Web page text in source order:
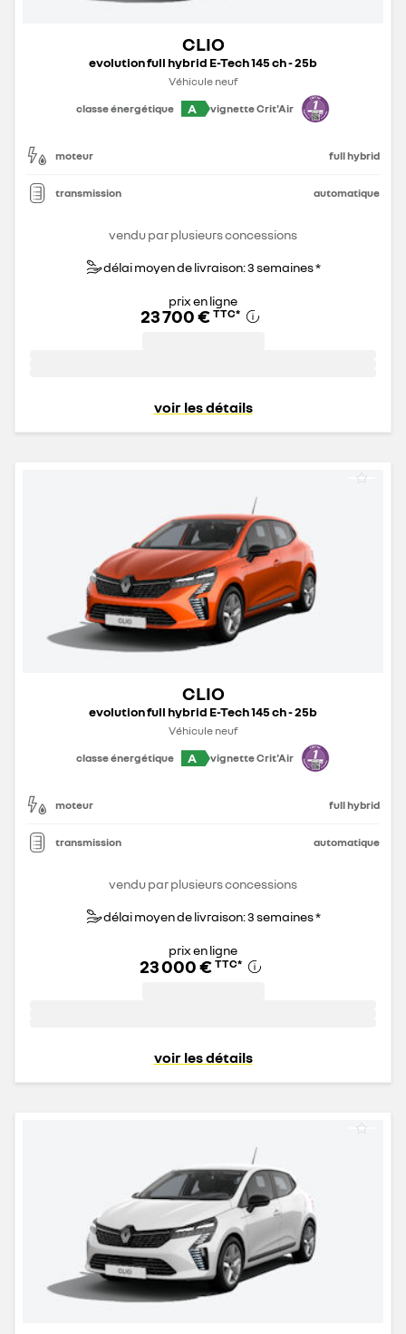
CLIO
evolution full hybrid E-Tech 145 ch - 25b
Véhicule neuf
classe énergétique
A vignette Crit'Air
moteur full hybrid
transmission automatique
vendu par plusieurs concessions
délai moyen de livraison: 3 semaines *
prix en ligne
23 700 € TTC*
voir les détails
CLIO
evolution full hybrid E-Tech 145 ch - 25b
Véhicule neuf
classe énergétique
A vignette Crit'Air
moteur full hybrid
transmission automatique
vendu par plusieurs concessions
délai moyen de livraison: 3 semaines *
prix en ligne
23 000 € TTC*
voir les détails